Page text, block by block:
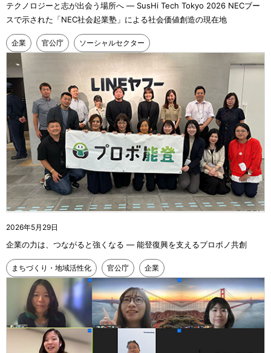
テクノロジーと志が出会う場所へ ― SusHi Tech Tokyo 2026 NECブー
スで示された「NEC社会起業塾」による社会価値創造の現在地
企業 官公庁 ソーシャルセクター
2026年5月29日
企業の力は、つながると強くなる ― 能登復興を支えるプロボノ共創
まちづくり・地域活性化 官公庁 企業